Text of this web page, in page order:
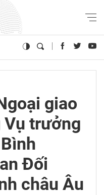
giao
Vụ trưởng
Đối
châu Âu